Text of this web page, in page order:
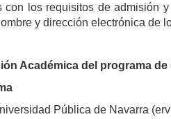
con los requisitos de admisión
y dirección electrónica de
Académica del programa
Pública de Navarra (erv